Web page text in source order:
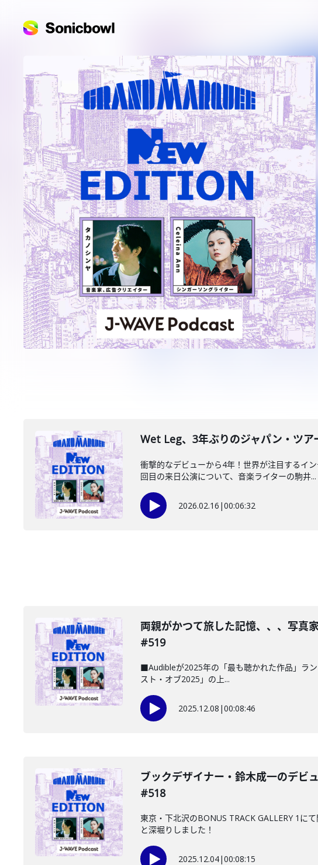
Wet Leg、3年ぶりのジャパン・ツ
衝撃的なデビューから4年！世界が注目するイ
回目の来日公演について、音楽ライターの駒井...
2026.02.16 |00:06:32
両親がかつて旅した記憶、、、写真
#519
■Audibleが2025年の「最も聴かれた作品」ラ
スト・オブ2025」の上...
2025.12.08 |00:08:46
ブックデザイナー・鈴木成一のデビ
#518
東京・下北沢のBONUS TRACK GALLERY 1に
と深堀りしました！
2025.12.04|00:08:15